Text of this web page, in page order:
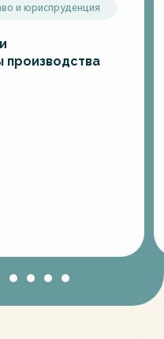
и юриспруденция
производства